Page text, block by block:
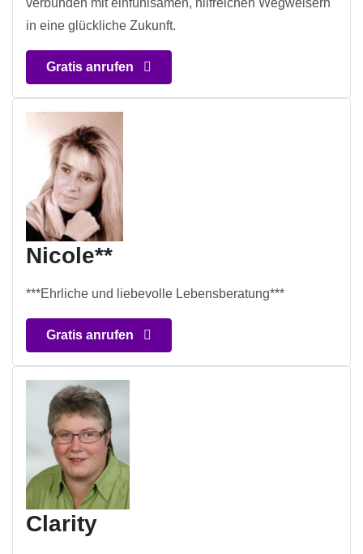
verbunden mit einfühlsamen, hilfreichen Wegweisern
in eine glückliche Zukunft.
Gratis anrufen
Nicole**
***Ehrliche und liebevolle Lebensberatung***
Gratis anrufen
Clarity